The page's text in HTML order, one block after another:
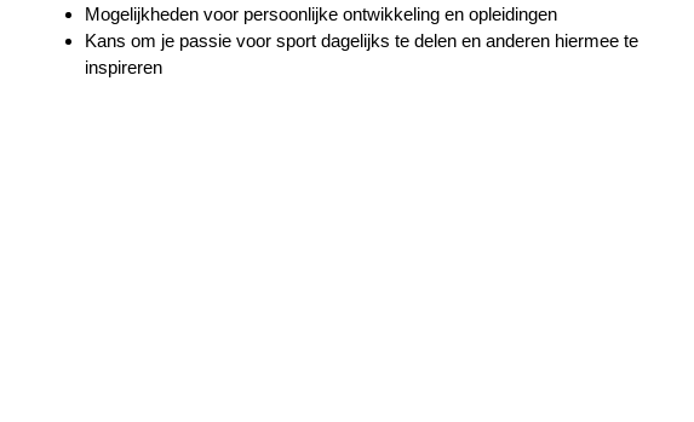
Mogelijkheden voor persoonlijke ontwikkeling en opleidingen
Kans om je passie voor sport dagelijks te delen en anderen hiermee te
inspireren